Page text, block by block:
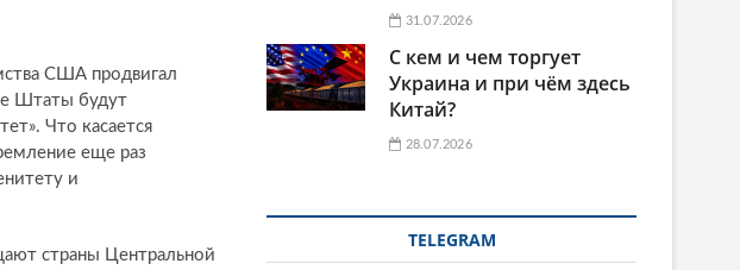
США продвигал
Штаты будут
Что касается
еще раз
и
страны Центральной
31.07.2026
С кем и чем торгует
Украина и при чём здесь
Китай?
28.07.2026
TELEGRAM